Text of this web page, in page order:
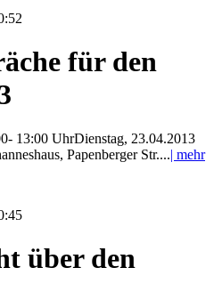
für den
13:00 UhrDienstag, 23.04.2013
Papenberger Str....| mehr
über den